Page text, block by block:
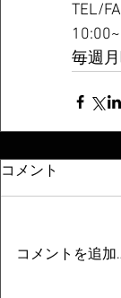
TEL/
毎週
コメント
コメントを追加